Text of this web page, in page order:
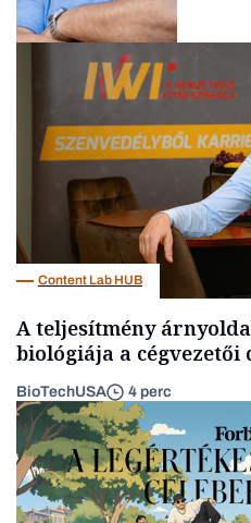
Content Lab HUB
A teljesítmény
biológiája a
BioTechUSA 4 perc